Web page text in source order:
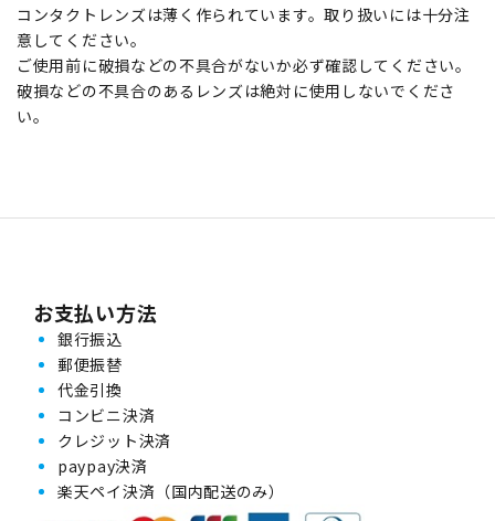
コンタクトレンズは薄く作られています。取り扱いには十分注
意してください。
ご使用前に破損などの不具合がないか必ず確認してください。
破損などの不具合のあるレンズは絶対に使用しないでくださ
い。
お支払い方法
銀行振込
郵便振替
代金引換
コンビニ決済
クレジット決済
paypay決済
楽天ペイ決済（国内配送のみ）